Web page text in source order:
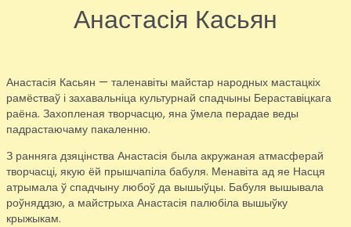
Анастасія Касьян
Анастасія Касьян — таленавіты майстар народных мастацкіх
рамёстваў і захавальніца культурнай спадчыны Бераставіцкага
раёна. Захопленая творчасцю, яна ўмела перадае веды
падрастаючаму пакаленню.
З ранняга дзяцінства Анастасія была акружаная атмасферай
творчасці, якую ёй прышчапіла бабуля. Менавіта ад яе Насця
атрымала ў спадчыну любоў да вышыўцы. Бабуля вышывала
роўняддзю, а майстрыха Анастасія палюбіла вышыўку
крыжыкам.